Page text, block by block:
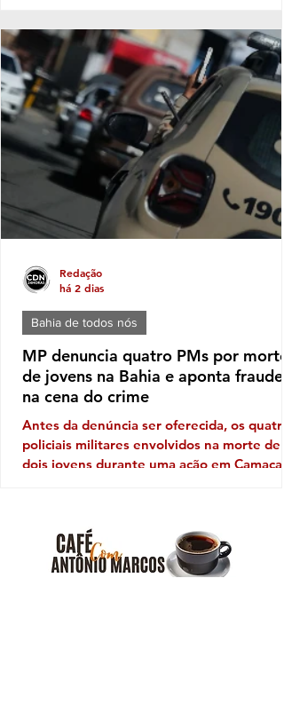
card Pataxó, um reconhecimento falso
por lideranças indígenas a indivíduos que
não têm qualquer relação com os povos
originários - Uma fraude contra o estado
brasileiro e as ins
MP denuncia quatro PMs por
de jovens na Bahia e aponta fraude
na cena do crime
Antes da denúncia ser oferecida, os quatro
policiais militares envolvidos na morte de
dois jovens durante uma ação em
o Ministério Público da Bahia (MP-BA)
concluiu que há indícios suficientes para
responsabilizar os agentes e encaminhou o
Bahia de todos nós
Redação
há 2 dias